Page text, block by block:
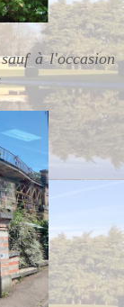
à l'occasion